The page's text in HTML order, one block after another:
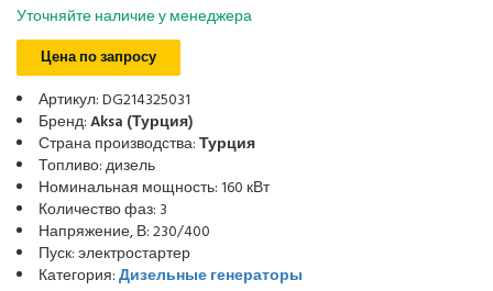
Уточняйте наличие у менеджера
Цена по запросу
Артикул: DG214325031
Бренд:Aksa (Турция)
Страна производства:Турция
Топливо: дизель
Номинальная мощность: 160 кВт
Количество фаз: 3
Напряжение, В: 230/400
Пуск: электростартер
Категория:Дизельные генераторы